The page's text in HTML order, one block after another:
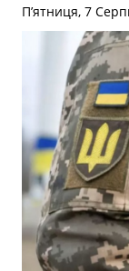
П’ятниця, 7